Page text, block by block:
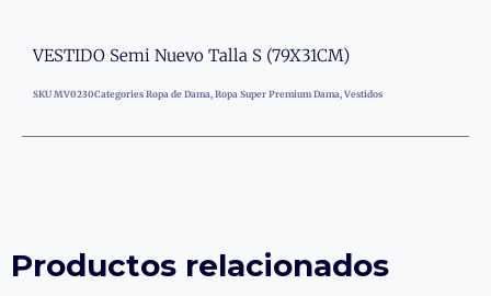
VESTIDO Semi Nuevo Talla S (79X31CM)
SKU MV0230Categories Ropa de Dama, Ropa Super Premium Dama, Vestidos
Productos relacionados